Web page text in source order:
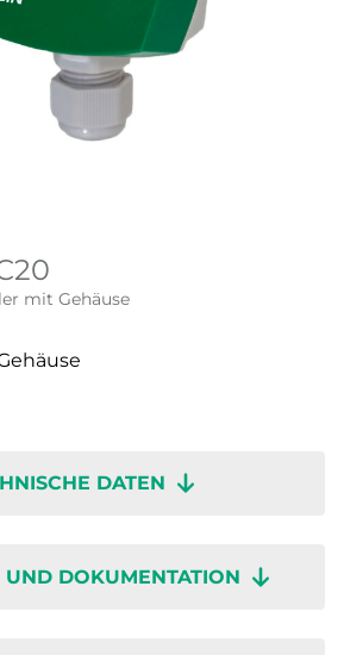
mit Gehäuse
DATEN
UND DOKUMENTATION